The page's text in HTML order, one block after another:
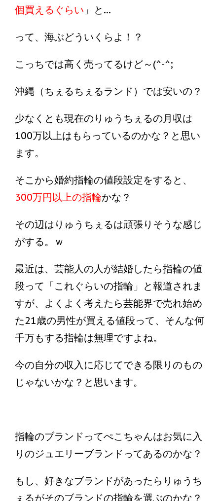
個買えるぐらい 」と...
って、海ぶどういくらよ！？
こっちでは高く売ってるけど～(^-^;
沖縄（ちぇるちぇるランド）では安いの？
少なくとも現在のりゅうちぇるの月収は
100万以上はもらっているのかな？と思い
ます。
そこから婚約指輪の値段設定をすると、
300万円以上の指輪かな？
その辺はりゅうちぇるは頑張りそうな感じ
がする。ｗ
最近は、芸能人の人が結婚したら指輪の値
段って「これぐらいの指輪」と報道されま
すが、よくよく考えたら芸能界で売れ始め
た21歳の男性が買える値段って、そんな何
千万もする指輪は無理ですよね。
今の自分の収入に応じてできる限りのもの
じゃないかな？と思います。
指輪のブランドってぺこちゃんはお気に入
りのジュエリーブランドってあるのかな？
もし、好きなブランドがあったらりゅうち
ぇるがそのブランドの指輪を選ぶのかな？